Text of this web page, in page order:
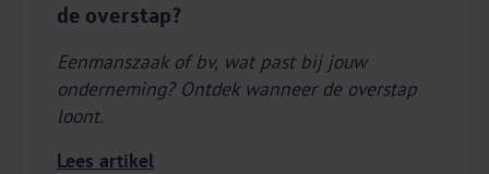
de overstap?
Eenmanszaak of bv, wat past bij jouw
onderneming? Ontdek wanneer de overstap
loont.
Lees artikel